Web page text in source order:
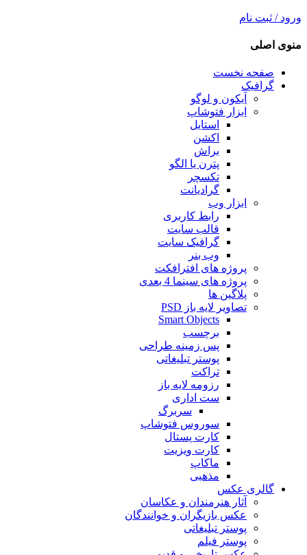
ورود / ثبت نام
منوی اصلی
صفحه نخست
گرافیک
آیکون و لوگو
ابزار فتوشاپ
استایل
اکشن
براش
پترن یا الگو
تکسچر
گرادیانت
ابزار وب
رابط کاربری
قالب سایت
گرافیک سایت
وب بنر
پروژه های افترافکت
پروژه های سینما 4 بعدی
پلاگین ها
تصاویر لایه باز PSD
Smart Objects
برچسب
پس زمینه طراحی
پوستر تبلیغاتی
تراکت
رزومه لایه باز
ست اداری
سربرگ
سوروس فتوشاپ
کارت پستال
کارت ویزیت
ماکاپ
مذهبی
گالری عکس
آثار هنرمندان و عکاسان
عکس بازیگران و خوانندگان
پوستر تبلیغاتی
پوستر فیلم